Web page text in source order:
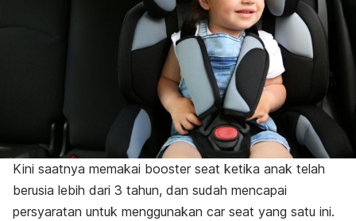
Kini saatnya memakai booster seat ketika anak telah
berusia lebih dari 3 tahun, dan sudah mencapai
persyaratan untuk menggunakan car seat yang satu ini.